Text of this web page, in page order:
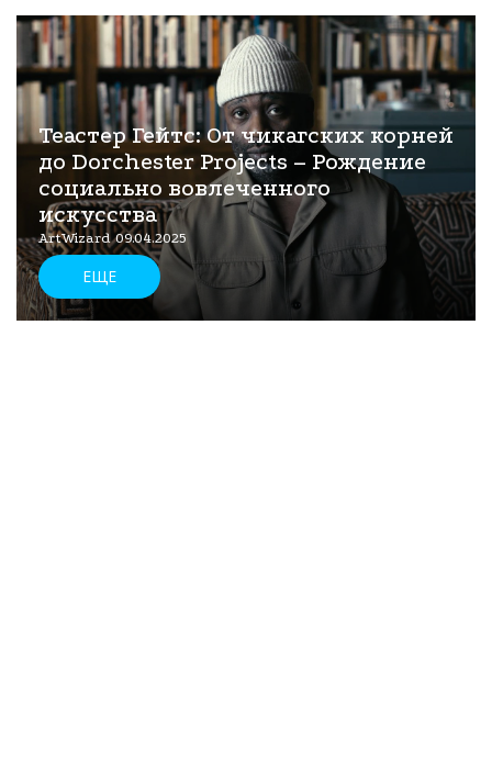
Теастер Гейтс: От чикагских корней
до Dorchester Projects – Рождение
социально вовлеченного
искусства
ArtWizard 09.04.2025
ЕЩЕ